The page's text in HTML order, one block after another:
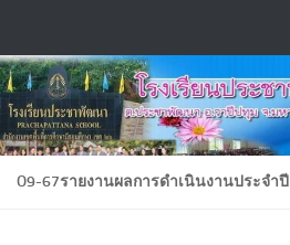
O9-67รายงานผลการดำเนินงานประจำปี